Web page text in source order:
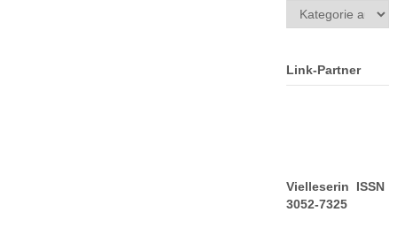
Kategorien
Link-Partner
Vielleserin ISSN
3052-7325